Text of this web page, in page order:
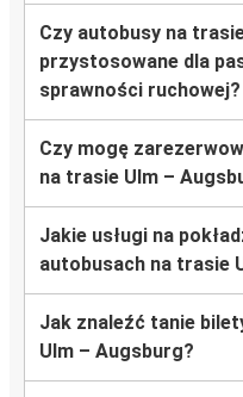
Czy autobusy na
przystosowane dla
sprawności ruchowej?
Czy mogę
na trasie Ulm –
Jakie usługi na
autobusach na trasie
Jak znaleźć tanie
Ulm – Augsburg?